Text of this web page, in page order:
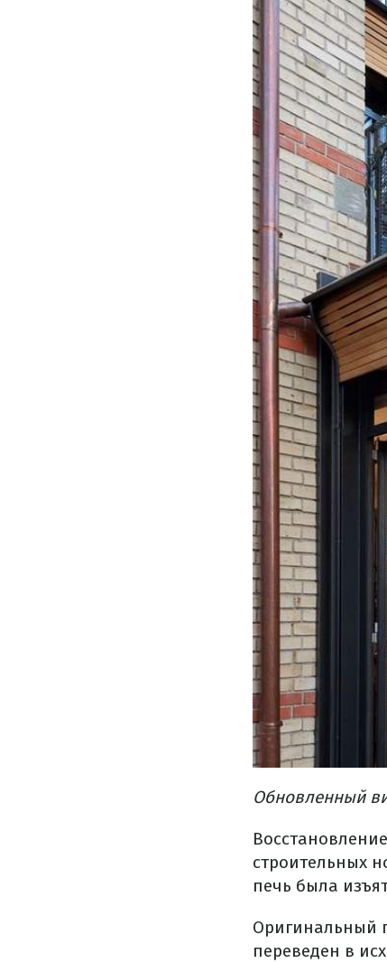
Обновленный
Восстановление
строительных
печь была
Оригинальный
переведен в